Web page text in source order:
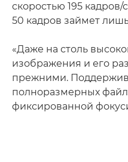
скоростью 195
50 кадров займет
«Даже на столь
изображения и его
прежними.
полноразмерных
фиксированной